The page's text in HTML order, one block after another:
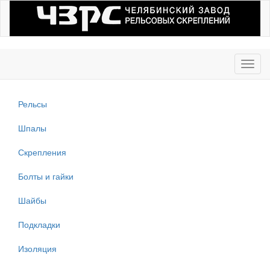
Рельсы
Шпалы
Скрепления
Болты и гайки
Шайбы
Подкладки
Изоляция